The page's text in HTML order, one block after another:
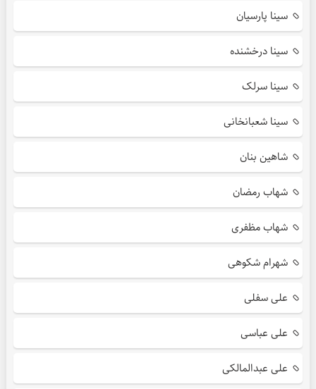
سینا پارسیان
سینا درخشنده
سینا سرلک
سینا شعبانخانی
شاهین بنان
شهاب رمضان
شهاب مظفری
شهرام شکوهی
علی سفلی
علی عباسی
علی عبدالمالکی